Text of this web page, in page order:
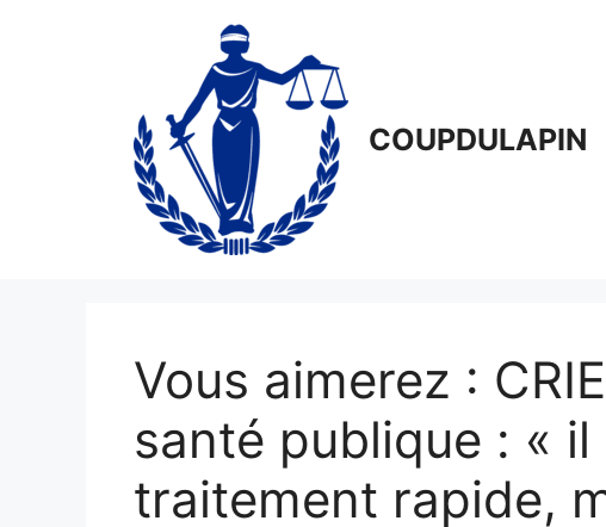
COUPDULAPIN
Vous aimerez :
santé publique : « il
traitement rapide,